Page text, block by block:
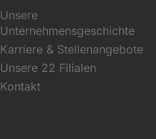
Unsere
Unternehmensgeschichte
Karriere & Stellenangebote
Unsere 22 Filialen
Kontakt